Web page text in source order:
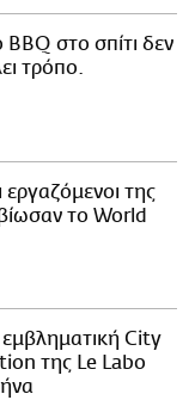
στο σπίτι δεν
τρόπο.
εργαζόμενοι της
το World
City
της Le Labo